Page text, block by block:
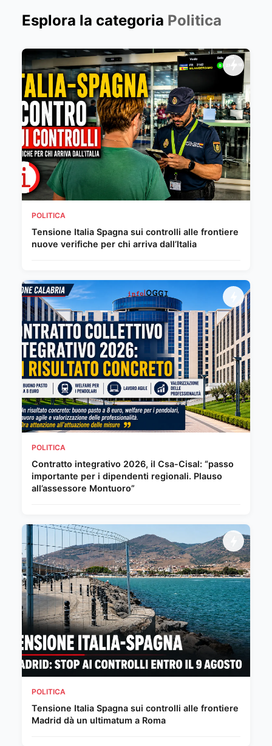
Esplora la categoria Politica
POLITICA
Tensione Italia Spagna sui controlli alle frontiere
nuove verifiche per chi arriva dall’Italia
POLITICA
Contratto integrativo 2026, il Csa-Cisal: “passo
importante per i dipendenti regionali. Plauso
all’assessore Montuoro”
POLITICA
Tensione Italia Spagna sui controlli alle frontiere
Madrid dà un ultimatum a Roma